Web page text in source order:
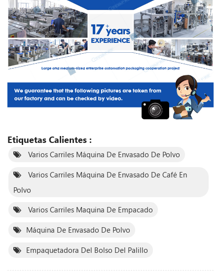
Etiquetas Calientes :
Varios Carriles Máquina De Envasado De Polvo
Varios Carriles Máquina De Envasado De Café En
Polvo
Varios Carriles Maquina De Empacado
Máquina De Envasado De Polvo
Empaquetadora Del Bolso Del Palillo